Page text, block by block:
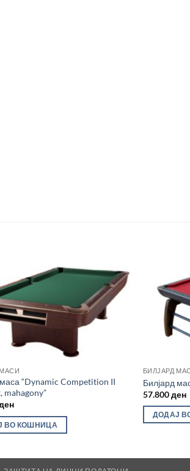
Во
желботека
“Dynamic Competition II
mahagony”
ВО КОШНИЦА
БИЛЈАРД
Билјард
57.800ден
ДОДАЈ